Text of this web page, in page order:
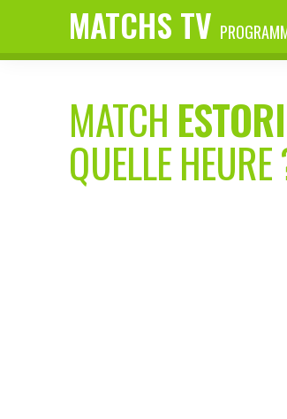
MATCHS TV
MATCH
QUELLE HEURE